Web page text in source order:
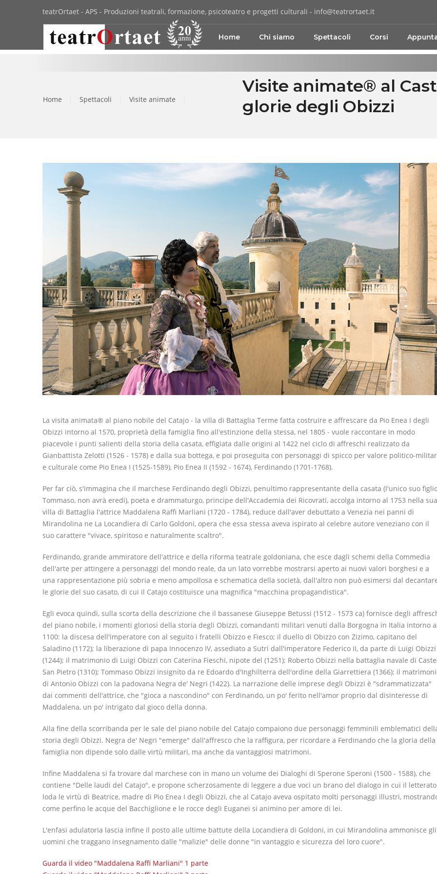
teatrOrtaet - APS - Produzioni teatrali, formazione, psicoteatro e progetti culturali - info@teatrortaet.it
Home Chi siamo Spettacoli Corsi
Home Spettacoli Visite animate
Visite animate® al
glorie degli Obizzi
La visita animata® al piano nobile del Catajo - la villa di Battaglia Terme fatta costruire e affrescare da Pio Enea I degli
Obizzi intorno al 1570, proprietà della famiglia fino all'estinzione della stessa, nel 1805 - vuole raccontare in modo
piacevole i punti salienti della storia della casata, effigiata dalle origini al 1422 nel ciclo di affreschi realizzato da
Gianbattista Zelotti (1526 - 1578) e dalla sua bottega, e poi proseguita con personaggi di spicco per valore politico-
e culturale come Pio Enea I (1525-1589), Pio Enea II (1592 - 1674), Ferdinando (1701-1768).
Per far ciò, s'immagina che il marchese Ferdinando degli Obizzi, penultimo rappresentante della casata (l'unico suo
Tommaso, non avrà eredi), poeta e drammaturgo, principe dell'Accademia dei Ricovrati, accolga intorno al 1753 nella sua
villa di Battaglia l'attrice Maddalena Raffi Marliani (1720 - 1784), reduce dall'aver debuttato a Venezia nei panni di
Mirandolina ne La Locandiera di Carlo Goldoni, opera che essa stessa aveva ispirato al celebre autore veneziano con il
suo carattere "vivace, spiritoso e naturalmente scaltro".
Ferdinando, grande ammiratore dell'attrice e della riforma teatrale goldoniana, che esce dagli schemi della Commedia
dell'arte per attingere a personaggi del mondo reale, da un lato vorrebbe mostrarsi aperto ai nuovi valori borghesi e a
una rappresentazione più sobria e meno ampollosa e schematica della società, dall'altro non può esimersi dal
le glorie del suo casato, di cui il Catajo costituisce una magnifica "macchina propagandistica".
Egli evoca quindi, sulla scorta della descrizione che il bassanese Giuseppe Betussi (1512 - 1573 ca) fornisce degli
del piano nobile, i momenti gloriosi della storia degli Obizzi, comandanti militari venuti dalla Borgogna in Italia intorno
1100: la discesa dell'imperatore con al seguito i fratelli Obizzo e Fiesco; il duello di Obizzo con Zizimo, capitano del
Saladino (1172); la liberazione di papa Innocenzo IV, assediato a Sutri dall'imperatore Federico II, da parte di Luigi Obizzi
(1244); il matrimonio di Luigi Obizzi con Caterina Fieschi, nipote del (1251); Roberto Obizzi nella battaglia navale di
San Pietro (1310); Tommaso Obizzi insignito da re Edoardo d'Inghilterra dell'ordine della Giarrettiera (1366); il
di Antonio Obizzi con la padovana Negra de' Negri (1422). La narrazione delle imprese degli Obizzi è "sdrammatizzata"
dai commenti dell'attrice, che "gioca a nascondino" con Ferdinando, un po' ferito nell'amor proprio dal disinteresse di
Maddalena, un po' intrigato dal gioco della donna.
Alla fine della scorribanda per le sale del piano nobile del Catajo compaiono due personaggi femminili emblematici
storia degli Obizzi. Negra de' Negri "emerge" dall'affresco che la raffigura, per ricordare a Ferdinando che la gloria della
famiglia non dipende solo dalle virtù militari, ma anche da vantaggiosi matrimoni.
Infine Maddalena si fa trovare dal marchese con in mano un volume dei Dialoghi di Sperone Speroni (1500 - 1588), che
contiene "Delle laudi del Catajo", e propone scherzosamente di leggere a due voci un brano del dialogo in cui il letterato
loda le virtù di Beatrice, madre di Pio Enea I degli Obizzi, che al Catajo aveva ospitato molti personaggi illustri,
come perfino le acque del Bacchiglione e le rocce degli Euganei si animino per amore di lei.
L'enfasi adulatoria lascia infine il posto alle ultime battute della Locandiera di Goldoni, in cui Mirandolina ammonisce gli
uomini che traggano insegnamento dalle "malizie" delle donne "in vantaggio e sicurezza del loro cuore".
Guarda il video "Maddalena Raffi Marliani" 1 parte